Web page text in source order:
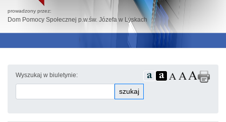
prowadzony przez:
Dom Pomocy Społecznej p.w.św. Józefa w Lyskach
Wyszukaj w biuletynie:
szukaj